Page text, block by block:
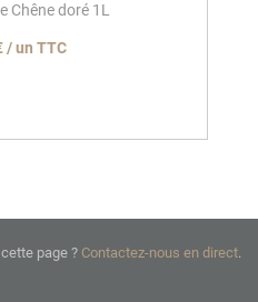
Chêne doré 1L
/ un TTC
page ? Contactez-nous en direct.